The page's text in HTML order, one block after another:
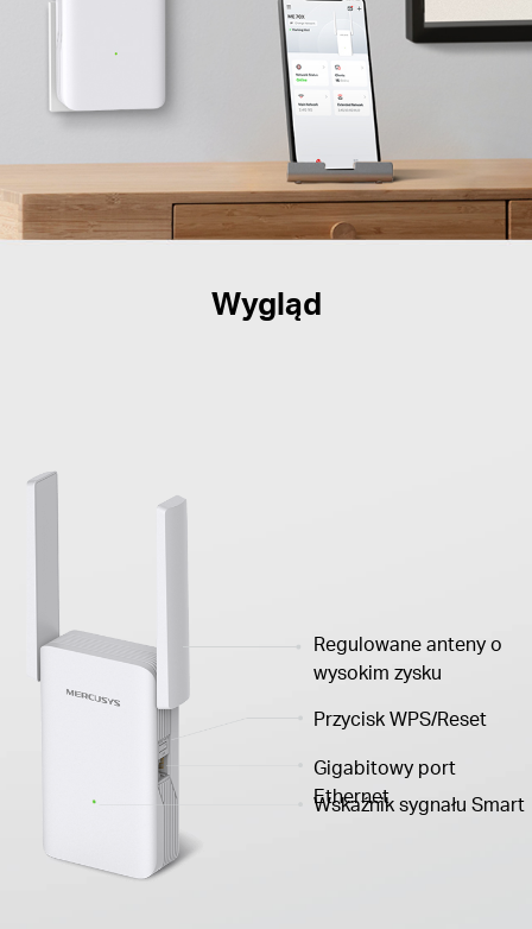
Wygląd
Regulowane anteny o
wysokim zysku
Przycisk WPS/Reset
Gigabitowy port
Ethernet
Wskaźnik sygnału Smart